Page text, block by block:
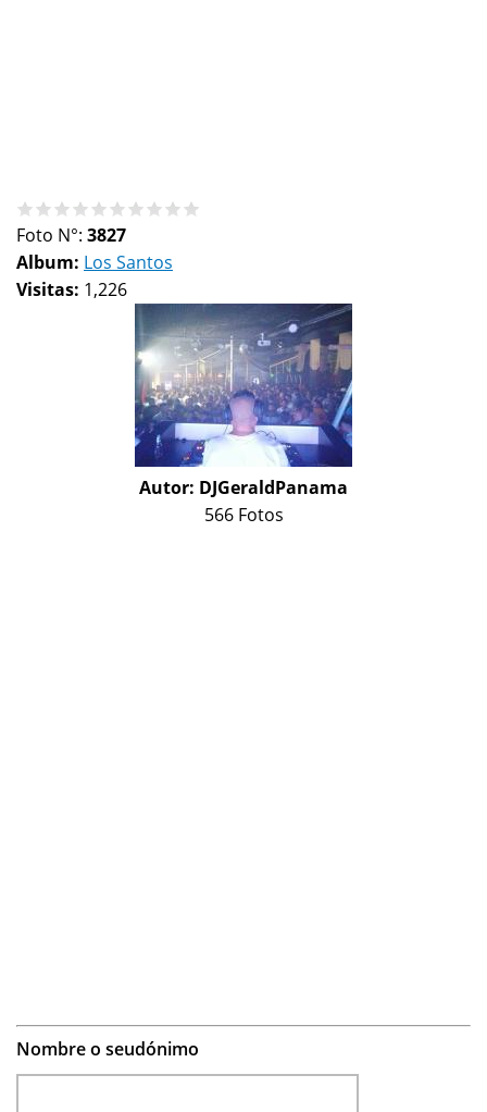
Foto N°: 3827
Album: Los Santos
Visitas: 1,226
Autor: DJGeraldPanama
566 Fotos
Nombre o seudónimo